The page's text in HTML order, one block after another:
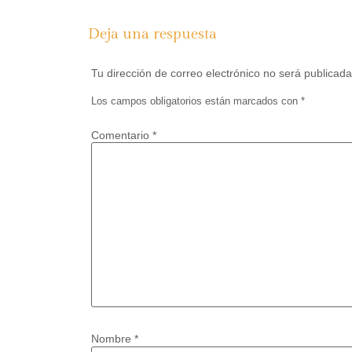
Deja una respuesta
Tu dirección de correo electrónico no será
Los campos obligatorios están marcados con *
Comentario *
Nombre *